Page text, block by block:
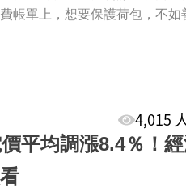
帳單上，想要保護荷包，不如
4,015
平均調漲8.4％！